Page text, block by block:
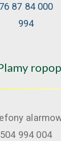
76 87 84 000
994
504 994 004